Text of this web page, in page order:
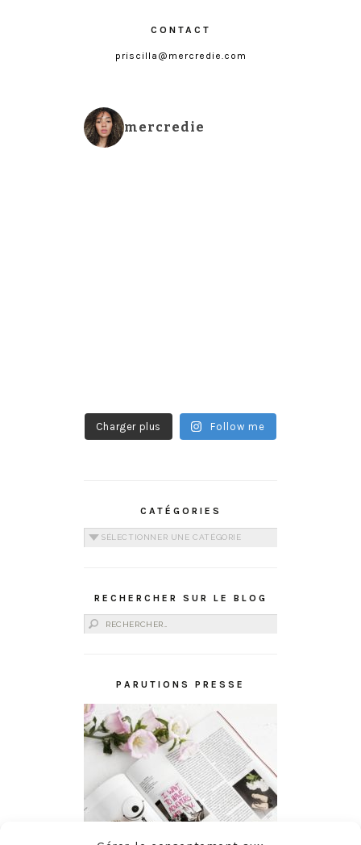
CONTACT
priscilla@mercredie.com
mercredie
Charger plus Follow me
CATÉGORIES
Catégories
RECHERCHER SUR LE BLOG
Rechercher :
PARUTIONS PRESSE